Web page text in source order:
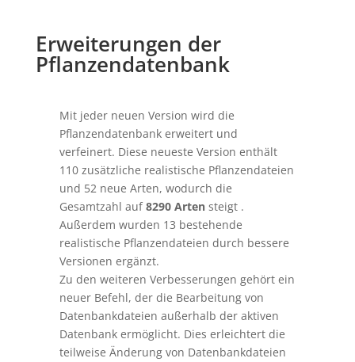
Erweiterungen der
Pflanzendatenbank
Mit jeder neuen Version wird die
Pflanzendatenbank erweitert und
verfeinert. Diese neueste Version enthält
110 zusätzliche realistische Pflanzendateien
und 52 neue Arten, wodurch die
Gesamtzahl auf8290 Artensteigt .
Außerdem wurden 13 bestehende
realistische Pflanzendateien durch bessere
Versionen ergänzt.
Zu den weiteren Verbesserungen gehört ein
neuer Befehl, der die Bearbeitung von
Datenbankdateien außerhalb der aktiven
Datenbank ermöglicht. Dies erleichtert die
teilweise Änderung von Datenbankdateien